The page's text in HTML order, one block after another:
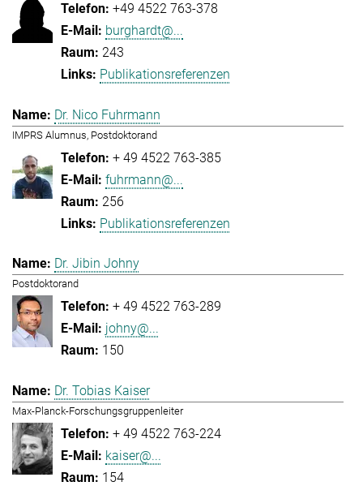
+49 4522 763-378
burghardt@...
243
Publikationsreferenzen
Dr. Nico Fuhrmann
IMPRS Alumnus, Postdoktorand
+ 49 4522 763-385
fuhrmann@...
256
Publikationsreferenzen
Dr. Jibin Johny
Postdoktorand
+ 49 4522 763-289
johny@...
150
Dr. Tobias Kaiser
Max-Planck-Forschungsgruppenleiter
+ 49 4522 763-224
kaiser@...
154